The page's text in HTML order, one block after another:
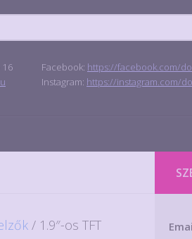
16 Facebook: https://facebook.com/
Instagram: https://instagram.com/
/ 1.9″-os TFT